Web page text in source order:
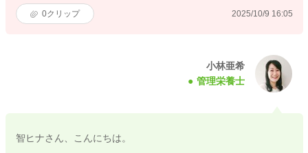
0クリップ 2025/10/9 16:05
小林亜希
管理栄養士
智ヒナさん、こんにちは。